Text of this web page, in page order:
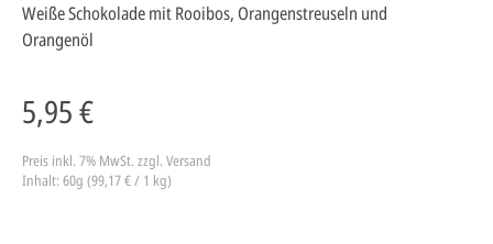
Weiße Schokolade mit Rooibos, Orangenstreuseln und
Orangenöl
5,95 €
Preis inkl. 7% MwSt. zzgl. Versand
Inhalt: 60g (99,17 € / 1 kg)